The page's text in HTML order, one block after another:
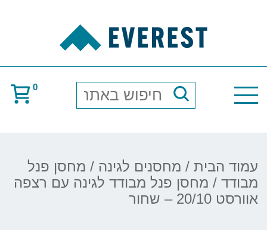
חיפוש
0
עמוד הבית / מחסנים לגינה / מחסן פנל
מבודד / מחסן פנל מבודד לגינה עם רצפה
אוורסט 20/10 – שחור